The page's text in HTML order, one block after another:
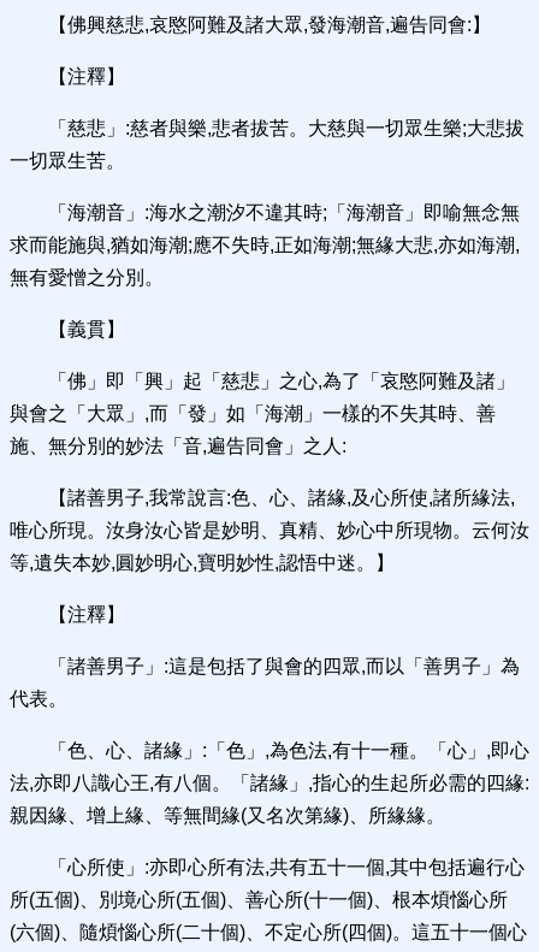
【佛興慈悲,哀愍阿難及諸大眾,發海潮音,遍告同會:】
【注釋】
「慈悲」:慈者與樂,悲者拔苦。大慈與一切眾生樂;大悲拔
一切眾生苦。
「海潮音」:海水之潮汐不違其時;「海潮音」即喻無念無
求而能施與,猶如海潮;應不失時,正如海潮;無緣大悲,亦如海潮,
無有愛憎之分別。
【義貫】
「佛」即「興」起「慈悲」之心,為了「哀愍阿難及諸」
與會之「大眾」,而「發」如「海潮」一樣的不失其時、善
施、無分別的妙法「音,遍告同會」之人:
【諸善男子,我常說言:色、心、諸緣,及心所使,諸所緣法,
唯心所現。汝身汝心皆是妙明、真精、妙心中所現物。云何汝
等,遺失本妙,圓妙明心,寶明妙性,認悟中迷。】
【注釋】
「諸善男子」:這是包括了與會的四眾,而以「善男子」為
代表。
「色、心、諸緣」:「色」,為色法,有十一種。「心」,即心
法,亦即八識心王,有八個。「諸緣」,指心的生起所必需的四緣:
親因緣、增上緣、等無間緣(又名次第緣)、所緣緣。
「心所使」:亦即心所有法,共有五十一個,其中包括遍行心
所(五個)、別境心所(五個)、善心所(十一個)、根本煩惱心所
(六個)、隨煩惱心所(二十個)、不定心所(四個)。這五十一個心